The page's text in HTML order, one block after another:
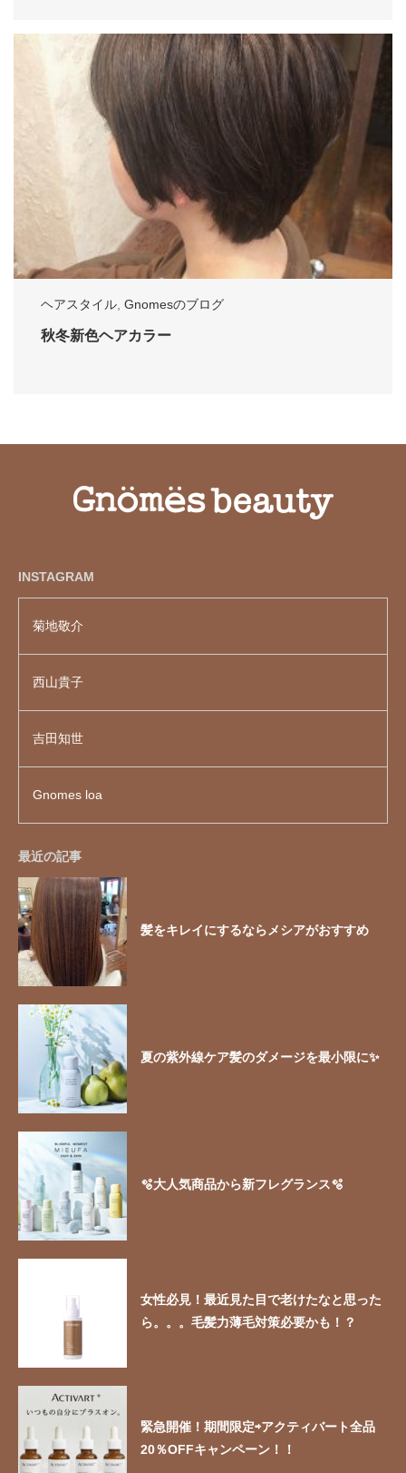
ヘアスタイル Gnomesのブログ
秋冬新色ヘアカラー
INSTAGRAM
菊地敬介
西山貴子
吉田知世
Gnomes loa
最近の記事
髪をキレイにするならメシアがおすすめ
夏の紫外線ケア髪のダメージを最小限に✨
🫧大人気商品から新フレグランス🫧
女性必見！最近見た目で老けたなと思った
ら。。。毛髪力薄毛対策必要かも！？
緊急開催！期間限定⇨アクティバート全品
20％OFFキャンペーン！！